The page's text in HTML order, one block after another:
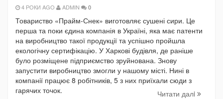
4 РОКИ AGO ADMIN 0
Товариство «Прайм-Снек» виготовляє сушені сири. Це
перша та поки єдина компанія в Україні, яка має патенти
на виробництво такої продукції та успішно пройшла
екологічну сертифікацію. У Харкові будівля, де раніше
було розміщене підприємство зруйнована. Знову
запустити виробництво змогли у нашому місті. Нині в
компанії працює 8 робітників, 5 з них приїхали сюди з
гарячих точок.
Читати далi